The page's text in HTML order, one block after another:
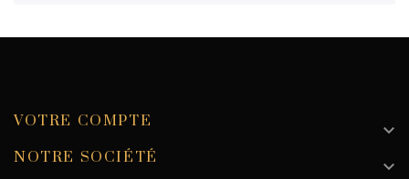
VOTRE COMPTE 
NOTRE SOCIÉTÉ 